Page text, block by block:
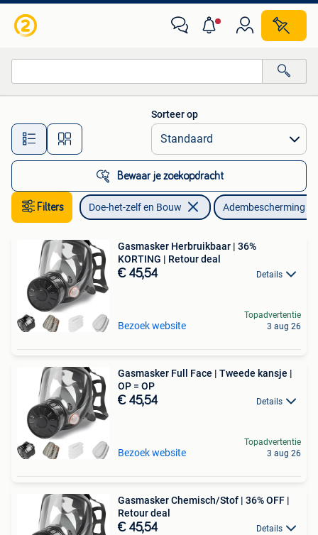
Alle afstanden…
Sorteer op
Bewaar je zoekopdracht
Filters Doe-het-zelf en Bouw Adembescherming
Gasmasker Herbruikbaar | 36%
KORTING | Retour deal
€ 45,54 Details
Bezoek website
Topadvertentie
3 aug 26
Gasmasker Full Face | Tweede kansje |
OP = OP
€ 45,54 Details
Bezoek website
Topadvertentie
3 aug 26
Gasmasker Chemisch/Stof | 36% OFF |
Retour deal
€ 45,54 Details